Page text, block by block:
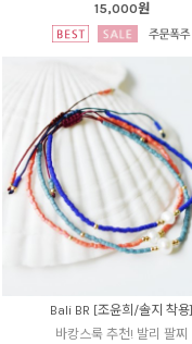
15,000원
Bali BR [조윤희/솔지 착용]
바캉스룩 추천! 발리 팔찌